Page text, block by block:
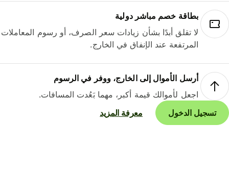
بطاقة خصم مباشر دولية
لا تقلق أبدًا بشأن زيادات سعر الصرف، أو رسوم المعاملات
المرتفعة عند الإنفاق في الخارج.
أرسل الأموال إلى الخارج، ووفر في الرسوم
اجعل لأموالك قيمة أكبر، مهما بَعُدت المسافات.
تسجيل الدخول
معرفة المزيد